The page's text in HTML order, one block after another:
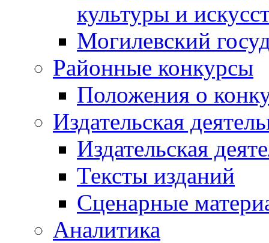
культуры и
Могилевский
Районные конкурсы
Положения о
Издательская
Издательская
Тексты изданий
Сценарные
Аналитика